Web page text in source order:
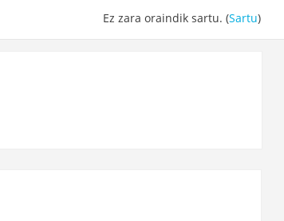
Ez zara oraindik sartu. (Sartu)